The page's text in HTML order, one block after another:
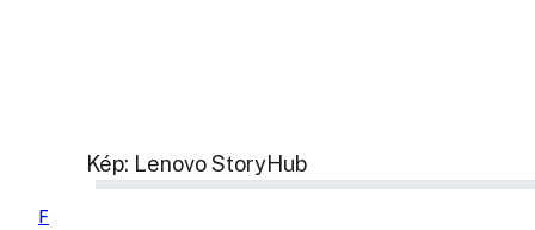
Kép: Lenovo StoryHub
F